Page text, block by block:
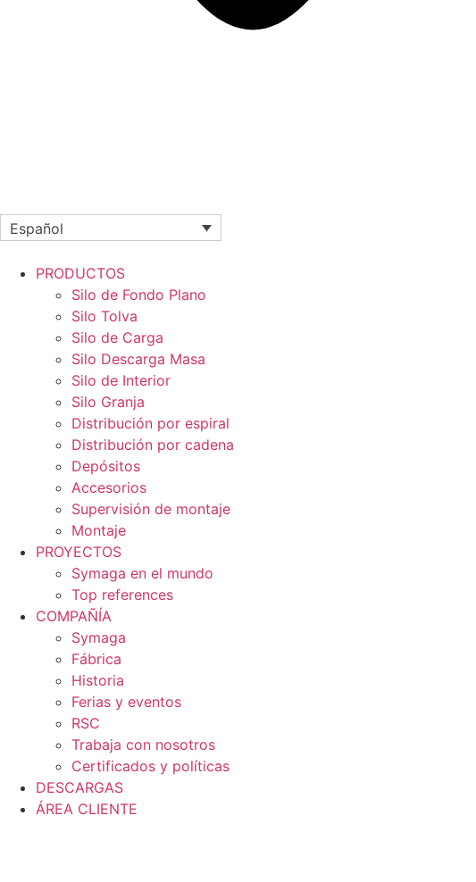
Español
PRODUCTOS
Silo de Fondo Plano
Silo Tolva
Silo de Carga
Silo Descarga Masa
Silo de Interior
Silo Granja
Distribución por espiral
Distribución por cadena
Depósitos
Accesorios
Supervisión de montaje
Montaje
PROYECTOS
Symaga en el mundo
Top references
COMPAÑÍA
Symaga
Fábrica
Historia
Ferias y eventos
RSC
Trabaja con nosotros
Certificados y políticas
DESCARGAS
ÁREA CLIENTE